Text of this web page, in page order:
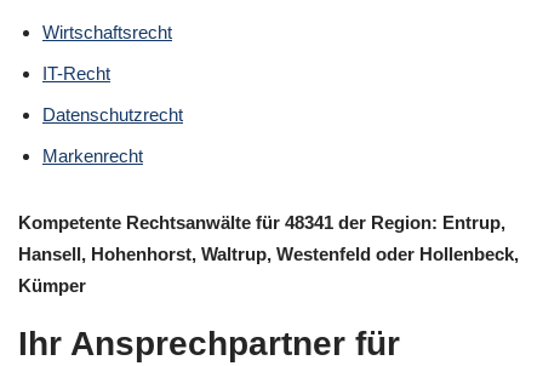
Wirtschaftsrecht
IT-Recht
Datenschutzrecht
Markenrecht
Kompetente Rechtsanwälte für 48341 der Region: Entrup,
Hansell, Hohenhorst, Waltrup, Westenfeld oder Hollenbeck,
Kümper
Ihr Ansprechpartner für